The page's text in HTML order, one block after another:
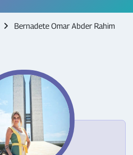
Bernadete Omar Abder Rahim